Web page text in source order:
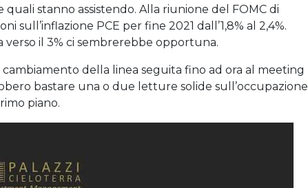
stanno assistendo. Alla riunione del FOMC di
sull’inflazione PCE per fine 2021 dall’1,8% al 2,4%.
verso il 3% ci sembrerebbe opportuna.
della linea seguita fino ad ora al meeting
bastare una o due letture solide sull’occupazione
piano.